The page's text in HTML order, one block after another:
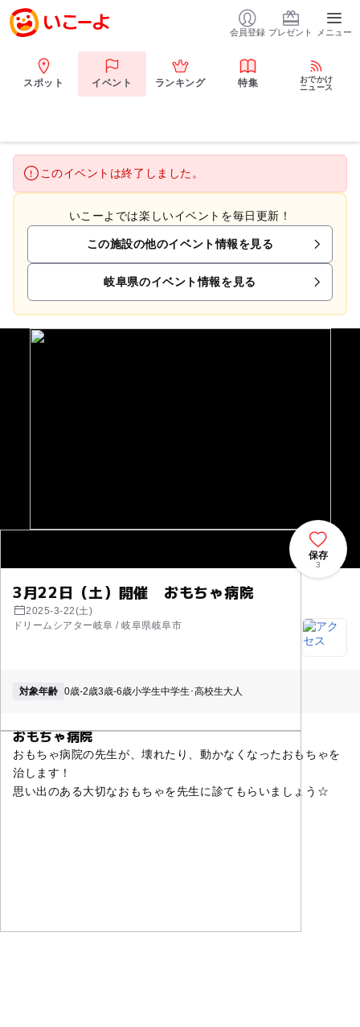
会員登録 プレゼント メニュー
スポット イベント ランキング 特集
おでかけ
ニュース
このイベントは終了しました。
いこーよでは楽しいイベントを毎日更新！
この施設の他のイベント情報を見る
岐阜県のイベント情報を見る
3月22日（土）開催 おもちゃ病院
2025-3-22(土)
ドリームシアター岐阜 / 岐阜県岐阜市
保存
3
対象年齢 0歳-2歳3歳-6歳小学生中学生･高校生大人
おもちゃ病院
おもちゃ病院の先生が、壊れたり、動かなくなったおもちゃを
治します！
思い出のある大切なおもちゃを先生に診てもらいましょう☆